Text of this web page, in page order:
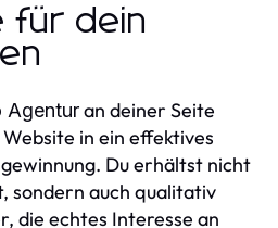
für dein
Agenturan deiner Seite
in ein effektives
Du erhältst nicht
sondern auch qualitativ
die echtes Interesse an